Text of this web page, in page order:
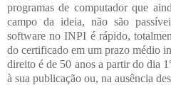
programas de computador que
campo da ideia, não são
software no INPI é rápido,
do certificado em um prazo médio
direito é de 50 anos a partir do dia
à sua publicação ou, na ausência